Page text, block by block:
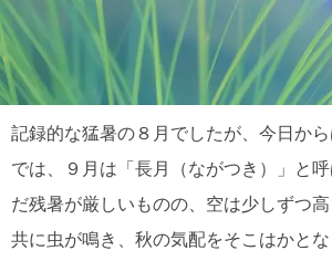
記録的な猛暑の８月でしたが、今日か
では、９月は「長月（ながつき）」と
だ残暑が厳しいものの、空は少しずつ
共に虫が鳴き、秋の気配をそこはかと